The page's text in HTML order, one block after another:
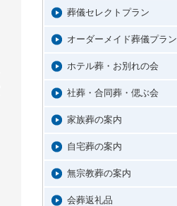
葬儀セレクトプラン
オーダーメイド葬儀プラン
ホテル葬・お別れの会
社葬・合同葬・偲ぶ会
家族葬の案内
自宅葬の案内
無宗教葬の案内
会葬返礼品